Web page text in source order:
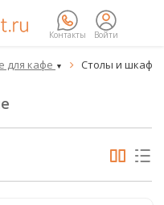
Контакты Войти
для кафе ▼  Столы и